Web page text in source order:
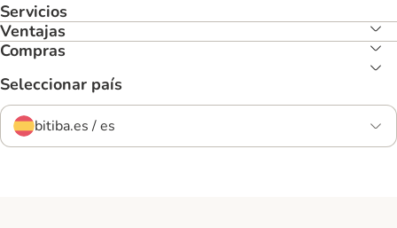
Servicios
Ventajas
Compras
Seleccionar país
bitiba.es / es